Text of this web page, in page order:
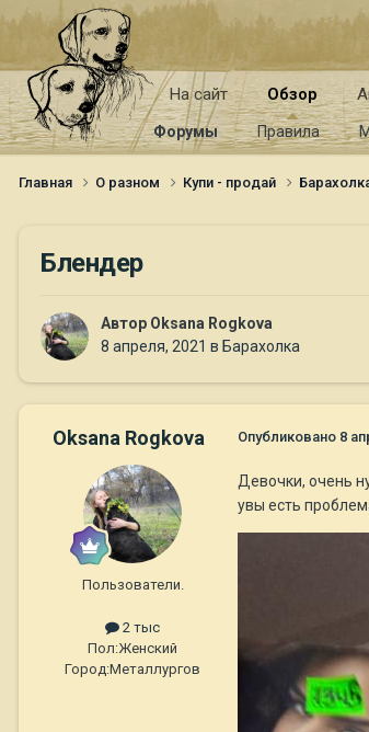
На сайт Обзор
Форумы Правила
Главная О разном Купи - продай
Блендер
Автор Oksana Rogkova
8 апреля, 2021 в Барахолка
Oksana Rogkova
Пользователи.
2 тыс
Пол:Женский
Город:Металлургов
Опубликовано 8
Девочки, очень
увы есть